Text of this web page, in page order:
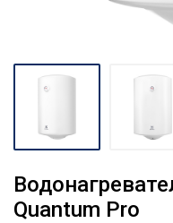
Quantum Pro